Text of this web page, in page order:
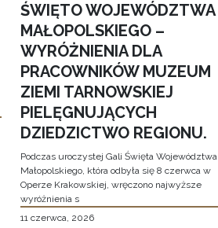
ŚWIĘTO WOJEWÓDZTWA
MAŁOPOLSKIEGO –
WYRÓŻNIENIA DLA
PRACOWNIKÓW MUZEUM
ZIEMI TARNOWSKIEJ
PIELĘGNUJĄCYCH
DZIEDZICTWO REGIONU.
Podczas uroczystej Gali Święta Województwa
Małopolskiego, która odbyła się 8 czerwca w
Operze Krakowskiej, wręczono najwyższe
wyróżnienia s
11 czerwca, 2026